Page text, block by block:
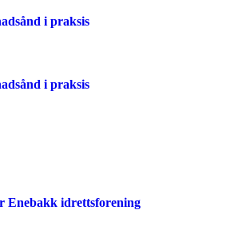
i praksis
i praksis
Enebakk idrettsforening